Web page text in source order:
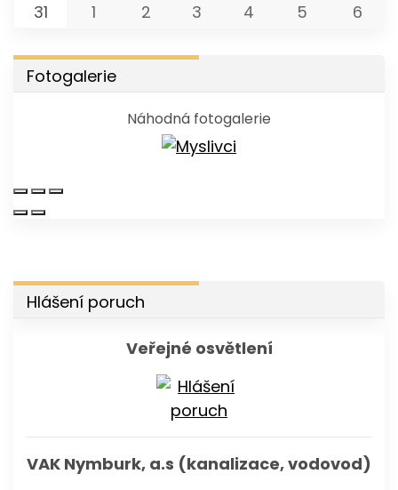
31
1 2 3 4 5 6
Fotogalerie
Náhodná fotogalerie
Hlášení poruch
Veřejné osvětlení
VAK Nymburk, a.s (kanalizace, vodovod)